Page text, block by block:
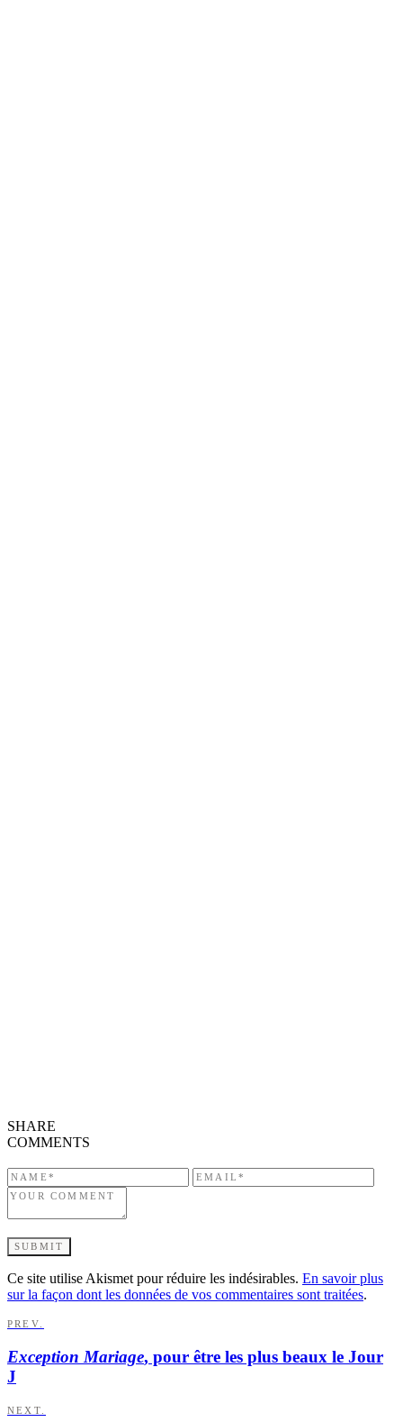
SHARE
COMMENTS
Ce site utilise Akismet pour réduire les indésirables. En savoir plus
sur la façon dont les données de vos commentaires sont traitées.
PREV.
Exception Mariage, pour être les plus beaux le Jour
J
NEXT.